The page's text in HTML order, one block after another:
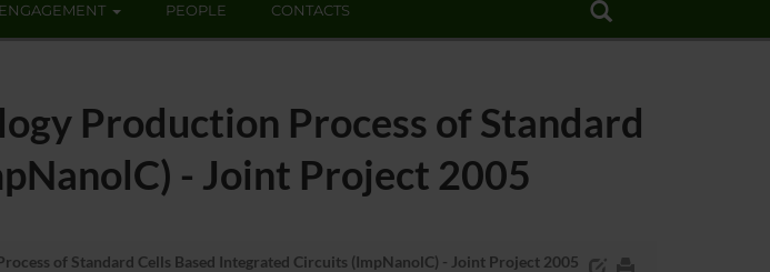
PEOPLE CONTACTS
Production Process of Standard
- Joint Project 2005
of Standard Cells Based Integrated Circuits (ImpNanolC) - Joint Project 2005